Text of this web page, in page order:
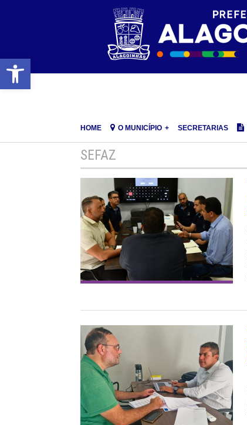
Barra de Ferramentas Aberta
HOME O MUNICÍPIO SECRETARIAS
SEFAZ